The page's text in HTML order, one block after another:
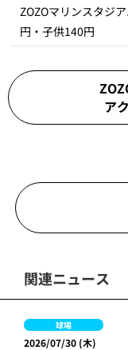
ZOZOマリンスタジ
円・子供140円
ア
関連ニュース
球場
2026/07/30 (木)